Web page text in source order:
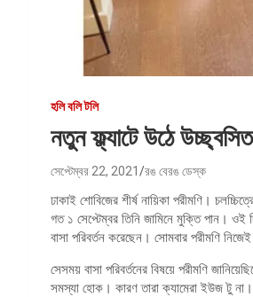
হলি বলি টলি
নতুন ফ্ল্যাটে উঠে
সেপ্টেম্বর 22, 2021 রঙ বেরঙ ডেস্ক
ঢাকাই শোবিজের শীর্ষ নায়িকা পরীমণি।
গত ১ সেপ্টেম্বর তিনি জামিনে মুক্তি পান। ওই
বাসা পরিবর্তন করেছেন। সোমবার পরীমণি
সেসময় বাসা পরিবর্তনের বিষয়ে পরীমণি
সমস্যা হোক। কারণ তারা ক্যামেরা ইউজ টু